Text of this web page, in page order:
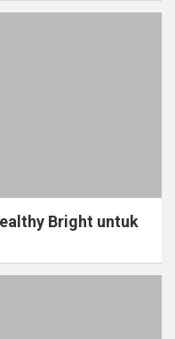
Bright untuk